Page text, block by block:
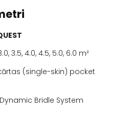
3.5, 4.0, 4.5, 5.0, 6.0 m²
(single-skin) pocket
Bridle System